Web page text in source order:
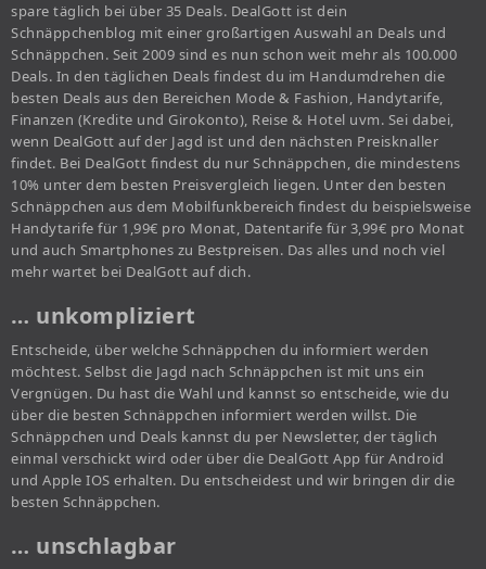
spare täglich bei über 35 Deals. DealGott ist dein
Schnäppchenblog mit einer großartigen Auswahl an Deals und
Schnäppchen. Seit 2009 sind es nun schon weit mehr als 100.000
Deals. In den täglichen Deals findest du im Handumdrehen die
besten Deals aus den Bereichen Mode & Fashion, Handytarife,
Finanzen (Kredite und Girokonto), Reise & Hotel uvm. Sei dabei,
wenn DealGott auf der Jagd ist und den nächsten Preisknaller
findet. Bei DealGott findest du nur Schnäppchen, die mindestens
10% unter dem besten Preisvergleich liegen. Unter den besten
Schnäppchen aus dem Mobilfunkbereich findest du beispielsweise
Handytarife für 1,99€ pro Monat, Datentarife für 3,99€ pro Monat
und auch Smartphones zu Bestpreisen. Das alles und noch viel
mehr wartet bei DealGott auf dich.
… unkompliziert
Entscheide, über welche Schnäppchen du informiert werden
möchtest. Selbst die Jagd nach Schnäppchen ist mit uns ein
Vergnügen. Du hast die Wahl und kannst so entscheide, wie du
über die besten Schnäppchen informiert werden willst. Die
Schnäppchen und Deals kannst du per Newsletter, der täglich
einmal verschickt wird oder über die DealGott App für Android
und Apple IOS erhalten. Du entscheidest und wir bringen dir die
besten Schnäppchen.
… unschlagbar